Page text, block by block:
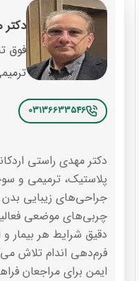
دکتر
فوق
03136633546
دکتر مهدی راستی
پلاستیک، ترمیمی و
جراحی‌های زیبایی
چربی‌های موضعی
دقیق شرایط هر بیمار
فرم‌دهی اندام تلاش
ایمن برای مراجعان